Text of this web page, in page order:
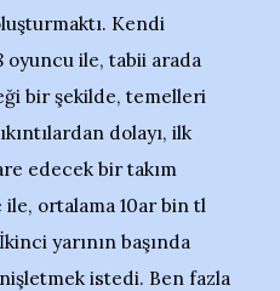
Kendi
oyuncu ile, tabii arada
bir şekilde, temelleri
dolayı, ilk
edecek bir takım
ortalama 10ar bin tl
yarının başında
istedi. Ben fazla